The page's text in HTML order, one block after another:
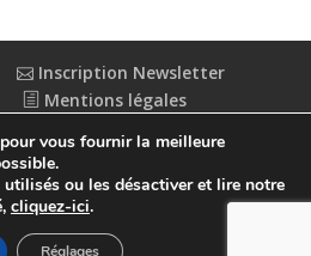
Inscription Newsletter
Mentions légales
conforme
vous fournir la meilleure
ou les désactiver et lire notre
cliquez-ici.
Réglages